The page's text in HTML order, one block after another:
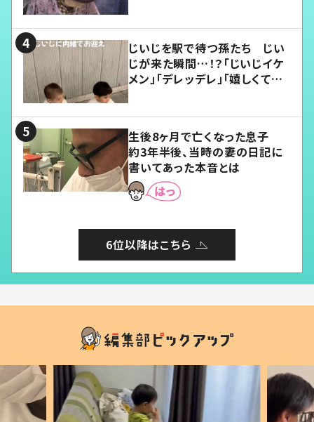
じいじを駅で待つ孫たち じい
じが来た瞬間…！？「じいじイケ
メン」「デレッデレ」「嬉しくて可
生後8ヶ月で亡くなった息子
約3年半後、当時の妻の日記に
書いてあった本音とは
6位以降はこちら